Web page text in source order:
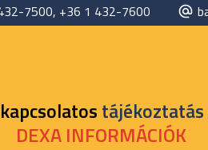
7500, +36 1 432-7600
kapcsolatos
DEXA INFORMÁCIÓK